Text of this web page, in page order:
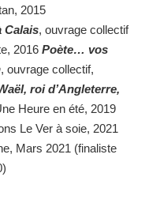
2015
Calais, ouvrage collectif
2016Poète… vos
, ouvrage collectif,
roi d’Angleterre,
Heure en été, 2019
Le Ver à soie, 2021
Mars 2021 (finaliste